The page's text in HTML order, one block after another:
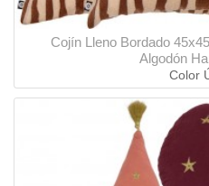
Cojín Lleno Bordado
Algodón
Color